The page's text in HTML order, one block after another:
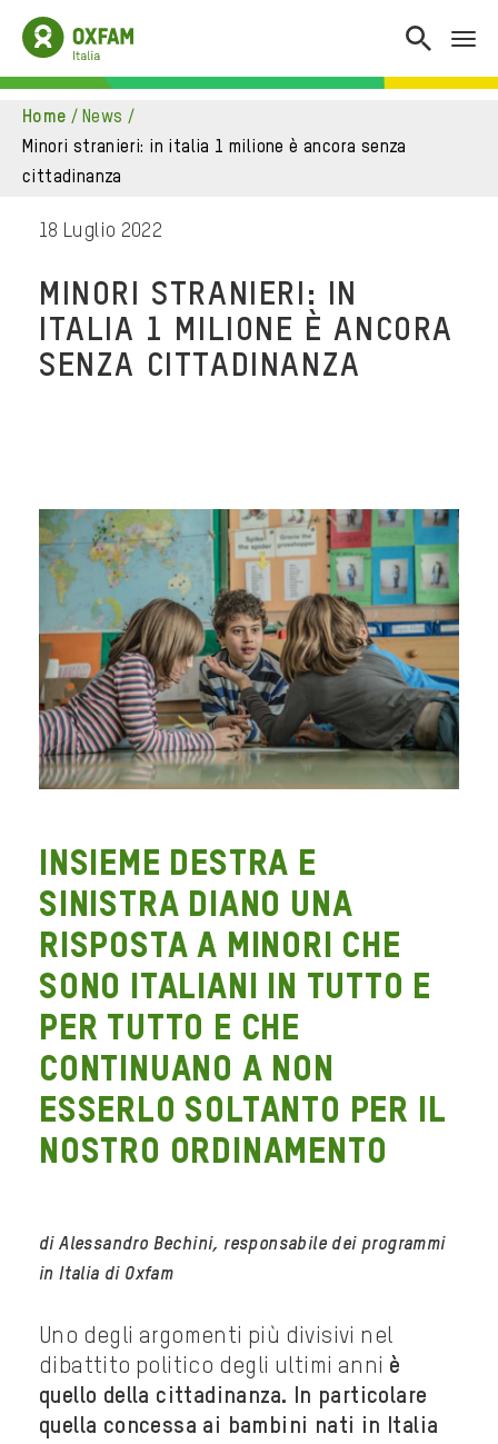
home / news /
minori stranieri: in italia 1 milione è ancora senza
cittadinanza
18 Luglio 2022
MINORI STRANIERI: IN
ITALIA 1 MILIONE È ANCORA
SENZA CITTADINANZA
Insieme destra e
sinistra diano una
risposta a minori che
sono italiani in tutto e
per tutto e che
continuano a non
esserlo soltanto per il
nostro ordinamento
di Alessandro Bechini, responsabile dei programmi
in Italia di Oxfam
Uno degli argomenti più divisivi nel
dibattito politico degli ultimi anni è
quello della cittadinanza. In particolare
quella concessa ai bambini nati in Italia